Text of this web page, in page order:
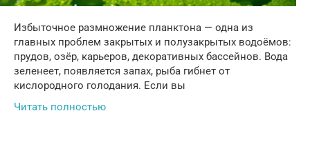
Избыточное размножение планктона — одна из
главных проблем закрытых и полузакрытых водоёмов:
прудов, озёр, карьеров, декоративных бассейнов. Вода
зеленеет, появляется запах, рыба гибнет от
кислородного голодания. Если вы
Читать полностью